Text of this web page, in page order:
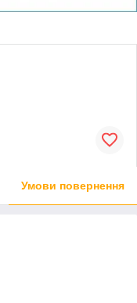
Умови повернення